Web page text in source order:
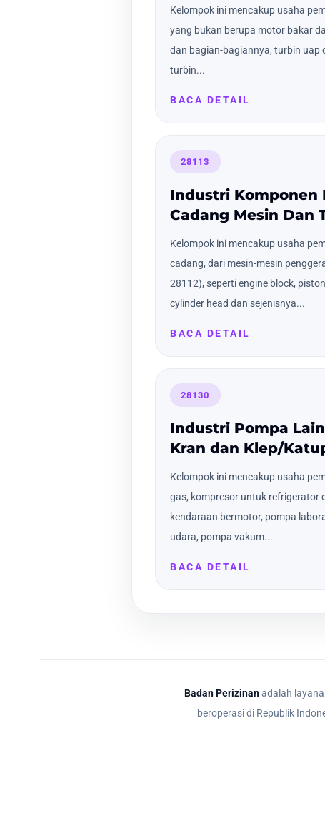
Kelompok ini mencakup usaha
yang bukan berupa motor bakar
dan bagian-bagiannya, turbin uap
turbin...
BACA DETAIL
28113
Industri Komponen
Cadang Mesin Dan
Kelompok ini mencakup usaha
cadang, dari mesin-mesin
28112), seperti engine block,
cylinder head dan sejenisnya...
BACA DETAIL
28130
Industri Pompa
Kran dan Klep/
Kelompok ini mencakup usaha
gas, kompresor untuk refrigerator
kendaraan bermotor, pompa
udara, pompa vakum...
BACA DETAIL
Badan Perizinanadalah
beroperasi di Republik